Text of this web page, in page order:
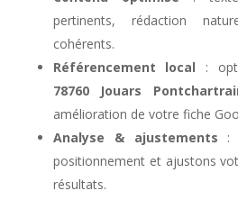
pertinents, rédaction
cohérents.
Référencement local :
78760 Jouars
amélioration de votre fiche
Analyse & ajustements :
positionnement et ajustons
résultats.